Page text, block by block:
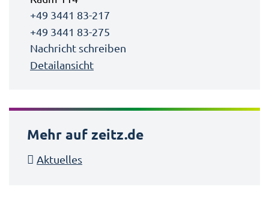
+49 3441 83-217
+49 3441 83-275
Nachricht schreiben
Detailansicht
Mehr auf zeitz.de
Aktuelles